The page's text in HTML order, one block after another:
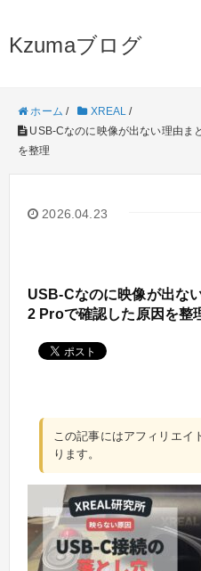
Kzumaブログ
ホーム / XREAL /
USB-Cなのに映像が出ない理由ま
を整理
2026.04.23
USB-Cなのに映像が出な
この記事にはアフィリエイ
ります。